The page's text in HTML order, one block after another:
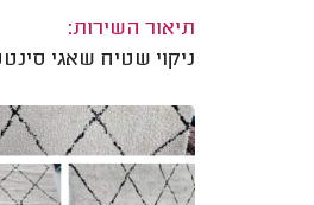
תיאור השירות:
ניקוי שטיח שאגי